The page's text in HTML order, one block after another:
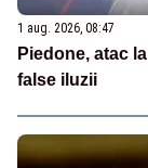
1 aug. 2026, 08:47
Piedone, atac
false iluzii